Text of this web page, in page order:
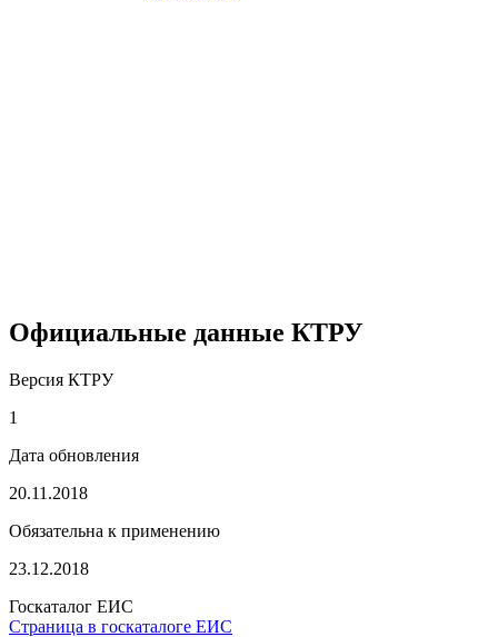
Официальные данные КТРУ
Версия КТРУ
1
Дата обновления
20.11.2018
Обязательна к применению
23.12.2018
Госкаталог ЕИС
Страница в госкаталоге ЕИС